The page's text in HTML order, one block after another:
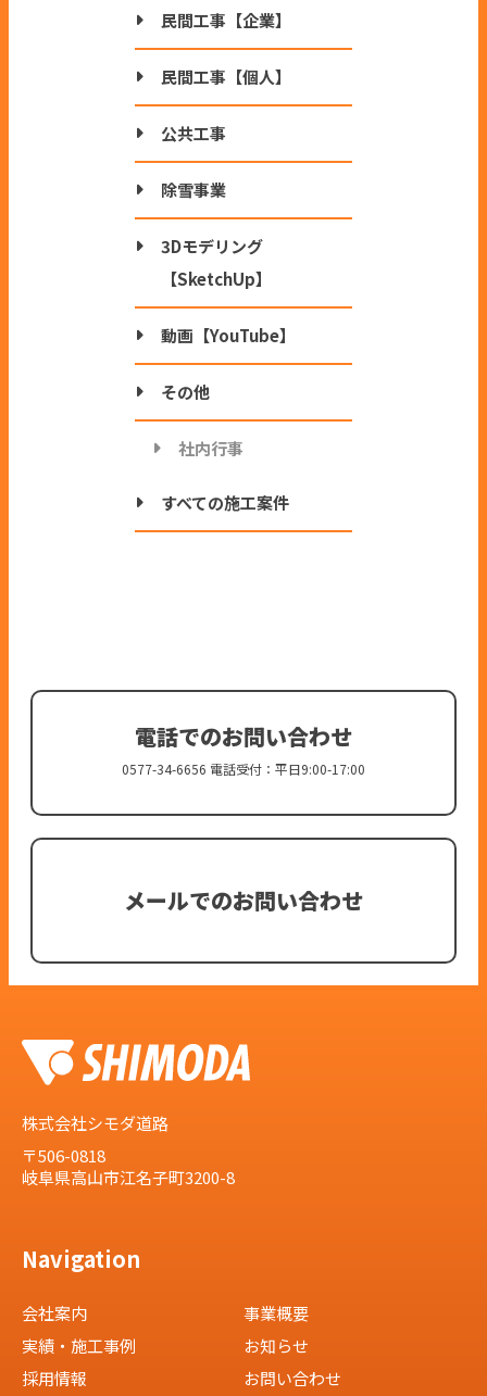
民間工事【企業】
民間工事【個人】
公共工事
除雪事業
3Dモデリング
【SketchUp】
動画【YouTube】
その他
社内行事
すべての施工案件
電話でのお問い合わせ
0577-34-6656 電話受付：平日9:00-17:00
メールでのお問い合わせ
株式会社シモダ道路
〒506-0818
岐阜県高山市江名子町3200-8
Navigation
会社案内
事業概要
実績・施工事例
お知らせ
採用情報
お問い合わせ